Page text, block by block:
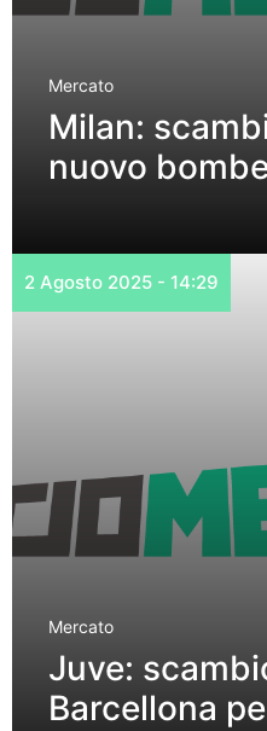
Mercato
Milan:
nuovo
2 Agosto 2025 - 14:29
Mercato
Juve:
Barcellona